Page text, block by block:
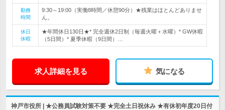
勤務
時間
9:30～19:00（実働8時間／休憩90分）★残業はほとんどありませ
ん。
休日
休暇
★年間休日130日★* 完全週休2日制（毎週火曜＋水曜）* GW休暇
（5日間）* 夏季休暇（9日間）…
求人詳細を見る 気になる
神戸市役所 | ★公務員試験対策不要 ★完全土日祝休み ★有休初年度20日付